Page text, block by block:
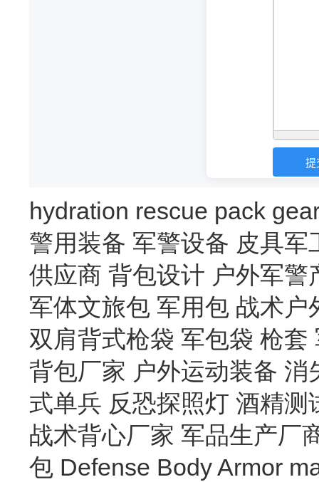
hydration rescue pack
警用装备 军警设备 皮具军
供应商 背包设计 户外军警
军体文旅包 军用包 战术户
双肩背式枪袋 军包袋 枪套
背包厂家 户外运动装备 消
式单兵 反恐探照灯 酒精测
战术背心厂家 军品生产厂
包 Defense Body Armor